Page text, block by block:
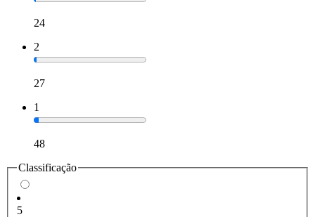
24
2
27
1
48
Classificação
5